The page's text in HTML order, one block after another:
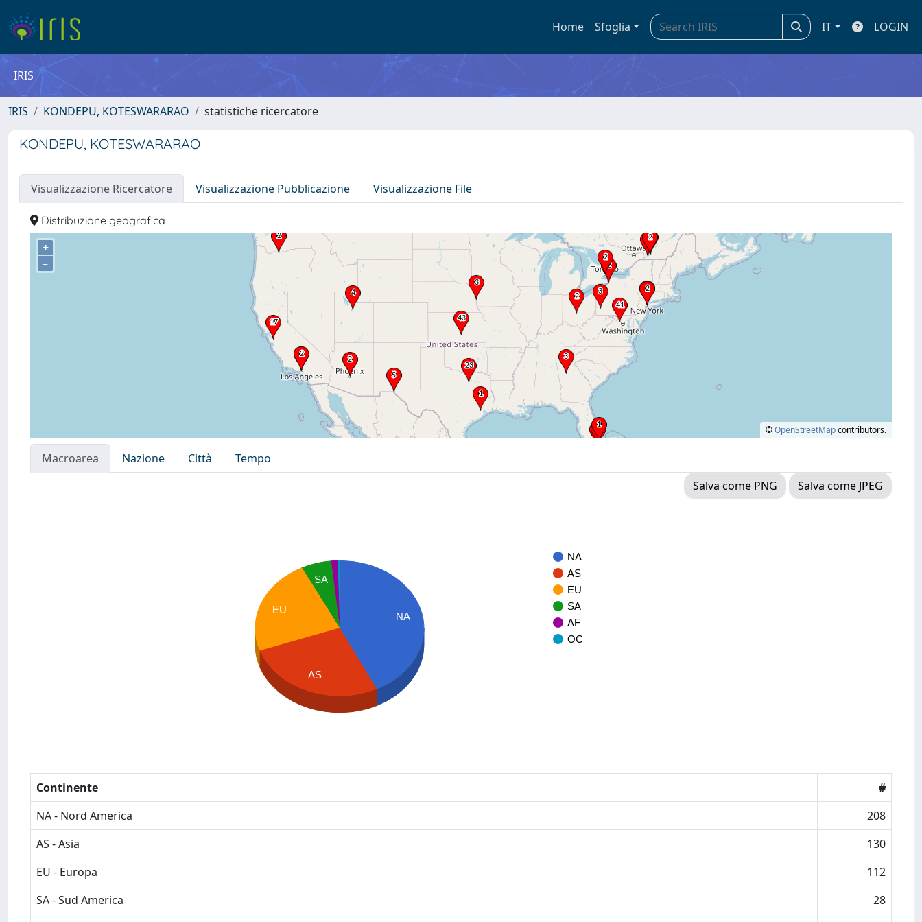
Home Sfoglia IT LOGIN
IRIS
IRIS KONDEPU, KOTESWARARAO statistiche ricercatore
KONDEPU, KOTESWARARAO
Visualizzazione Ricercatore Visualizzazione Pubblicazione Visualizzazione File
Distribuzione geografica
+
–
©OpenStreetMapcontributors.
Macroarea Nazione Città
Tempo
Salva come PNG
Salva come JPEG
NA
AS
EU
SA
AF
OC
NA
SA
EU
AS
Continente
#
NA - Nord America
208
AS - Asia
130
EU - Europa
112
SA - Sud America
28